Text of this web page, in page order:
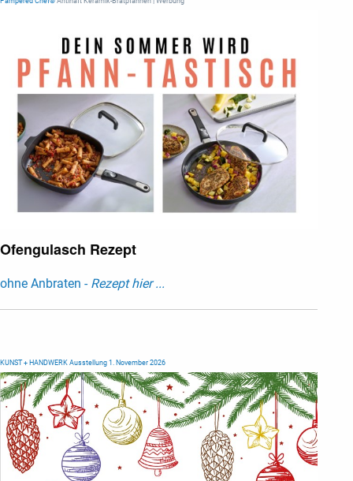
Ofengulasch Rezept
ohne Anbraten - Rezept hier ...
KUNST + HANDWERK Ausstellung 1. November 2026